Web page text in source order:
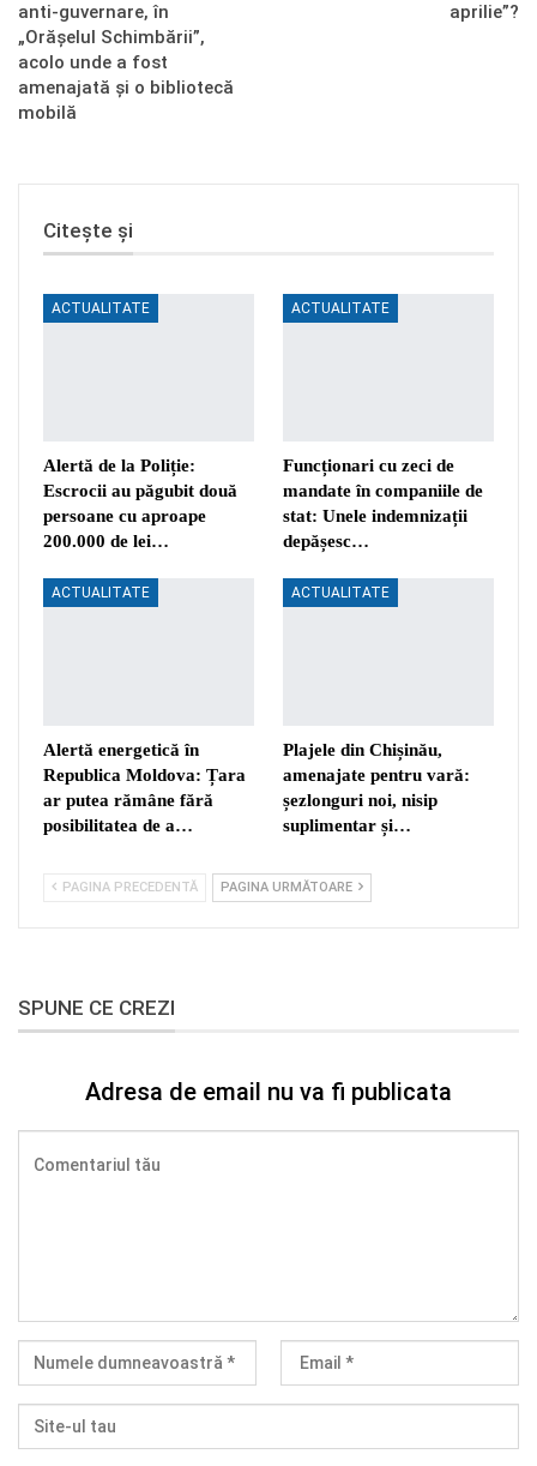
anti-guvernare, în
„Orășelul Schimbării”,
acolo unde a fost
amenajată și o bibliotecă
mobilă
aprilie”?
Citește și
ACTUALITATE
Alertă de la Poliție:
Escrocii au păgubit două
persoane cu aproape
200.000 de lei…
ACTUALITATE
Funcționari cu zeci de
mandate în companiile de
stat: Unele indemnizații
depășesc…
ACTUALITATE
Alertă energetică în
Republica Moldova: Țara
ar putea rămâne fără
posibilitatea de a…
ACTUALITATE
Plajele din Chișinău,
amenajate pentru vară:
șezlonguri noi, nisip
suplimentar și…
PAGINA PRECEDENTĂ PAGINA URMĂTOARE
SPUNE CE CREZI
Adresa de email nu va fi publicata